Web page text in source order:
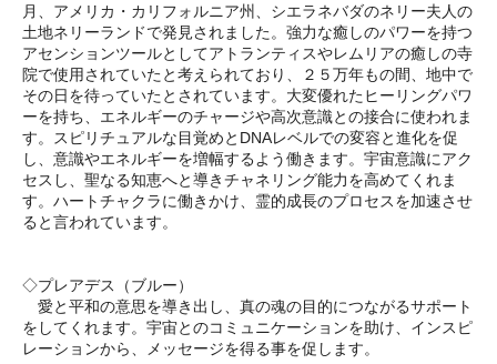
月、アメリカ・カリフォルニア州、シエラネバダのネリー夫人の
土地ネリーランドで発見されました。強力な癒しのパワーを持つ
アセンションツールとしてアトランティスやレムリアの癒しの寺
院で使用されていたと考えられており、２５万年もの間、地中で
その日を待っていたとされています。大変優れたヒーリングパワ
ーを持ち、エネルギーのチャージや高次意識との接合に使われま
す。スピリチュアルな目覚めとDNAレベルでの変容と進化を促
し、意識やエネルギーを増幅するよう働きます。宇宙意識にアク
セスし、聖なる知恵へと導きチャネリング能力を高めてくれま
す。ハートチャクラに働きかけ、霊的成長のプロセスを加速させ
ると言われています。
◇プレアデス（ブルー）
愛と平和の意思を導き出し、真の魂の目的につながるサポート
をしてくれます。宇宙とのコミュニケーションを助け、インスピ
レーションから、メッセージを得る事を促します。